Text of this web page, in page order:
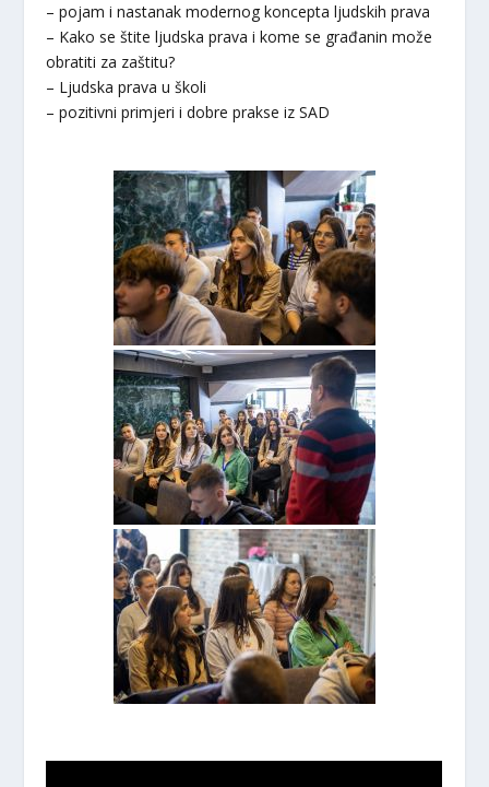
– pojam i nastanak modernog koncepta ljudskih prava
– Kako se štite ljudska prava i kome se građanin može
obratiti za zaštitu?
– Ljudska prava u školi
– pozitivni primjeri i dobre prakse iz SAD